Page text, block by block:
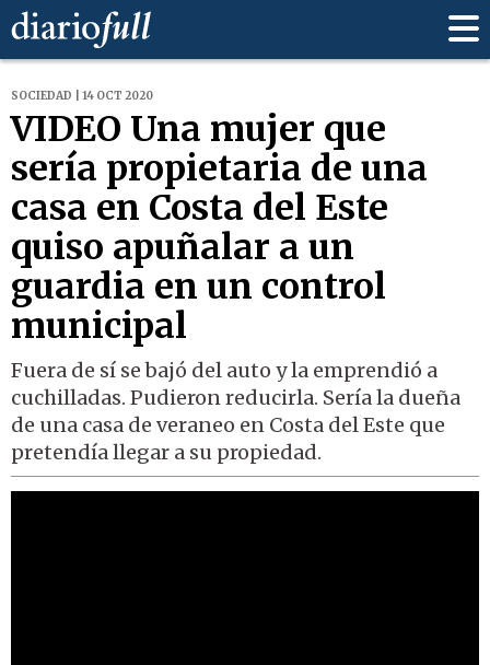
SOCIEDAD | 14 OCT 2020
VIDEO Una mujer que
sería propietaria de una
casa en Costa del Este
quiso apuñalar a un
guardia en un control
municipal
Fuera de sí se bajó del auto y la emprendió a
cuchilladas. Pudieron reducirla. Sería la dueña
de una casa de veraneo en Costa del Este que
pretendía llegar a su propiedad.